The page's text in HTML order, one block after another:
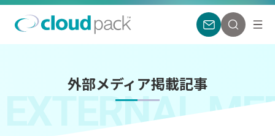
外部メディア掲載記事
EXTERNAL